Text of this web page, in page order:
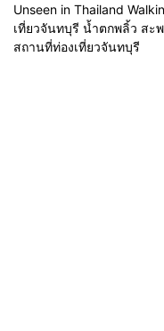
Unseen in Thailand
เที่ยวจันทบุรี น้ำตกพลิ้ว สะ
สถานที่ท่องเที่ยวจันทบุรี